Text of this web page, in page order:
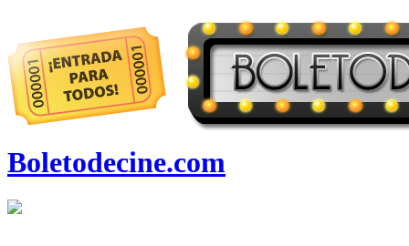
Boletodecine.com